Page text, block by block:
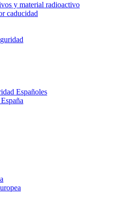
y material radioactivo
caducidad
Españoles